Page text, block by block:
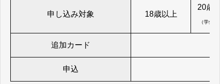
申し込み対象 18歳以上
20歳
（学生不
追加カード
申込